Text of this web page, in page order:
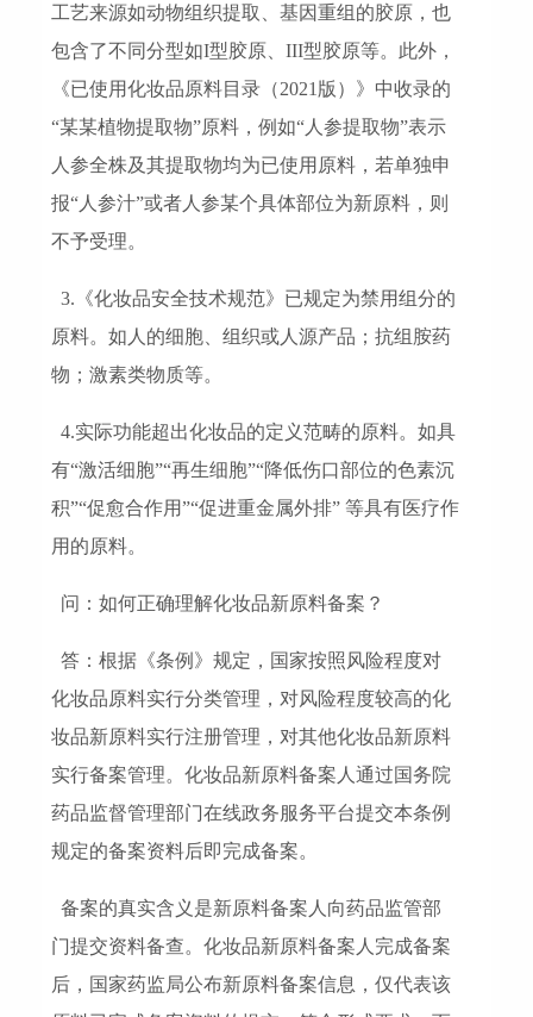
工艺来源如动物组织提取、基因重组的胶原，也
包含了不同分型如I型胶原、III型胶原等。此外，
《已使用化妆品原料目录（2021版）》中收录的
“某某植物提取物”原料，例如“人参提取物”表示
人参全株及其提取物均为已使用原料，若单独申
报“人参汁”或者人参某个具体部位为新原料，则
不予受理。
3.《化妆品安全技术规范》已规定为禁用组分的
原料。如人的细胞、组织或人源产品；抗组胺药
物；激素类物质等。
4.实际功能超出化妆品的定义范畴的原料。如具
有“激活细胞”“再生细胞”“降低伤口部位的色素沉
积”“促愈合作用”“促进重金属外排” 等具有医疗作
用的原料。
问：如何正确理解化妆品新原料备案？
答：根据《条例》规定，国家按照风险程度对
化妆品原料实行分类管理，对风险程度较高的化
妆品新原料实行注册管理，对其他化妆品新原料
实行备案管理。化妆品新原料备案人通过国务院
药品监督管理部门在线政务服务平台提交本条例
规定的备案资料后即完成备案。
备案的真实含义是新原料备案人向药品监管部
门提交资料备查。化妆品新原料备案人完成备案
后，国家药监局公布新原料备案信息，仅代表该